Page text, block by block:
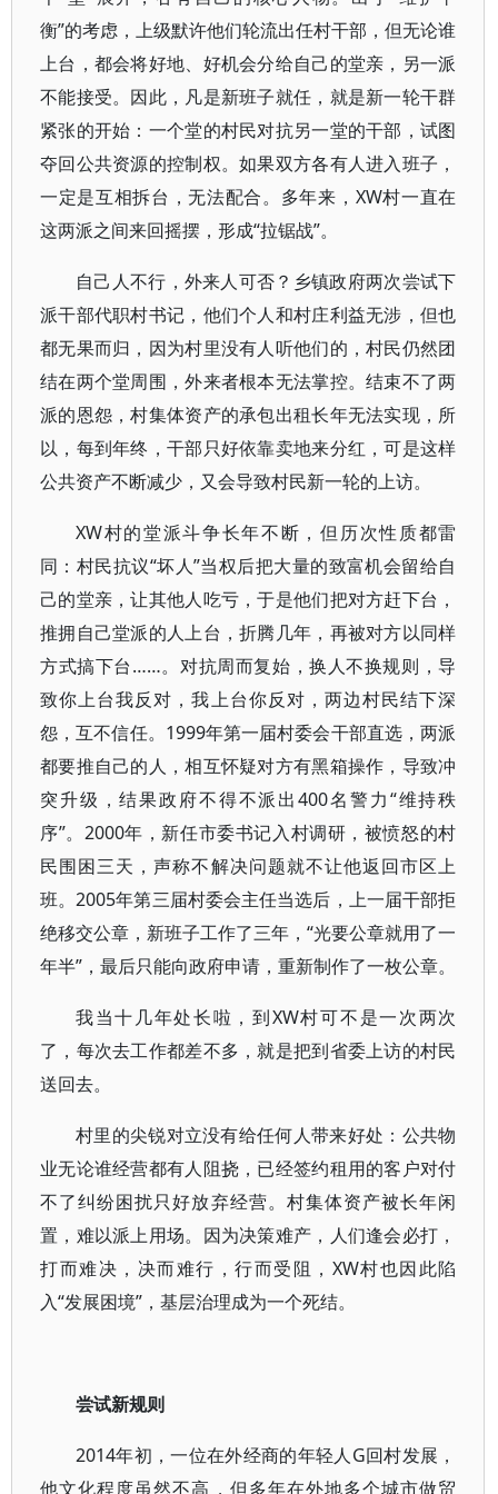
衡”的考虑，上级默许他们轮流出任村干部，但无论谁
上台，都会将好地、好机会分给自己的堂亲，另一派
不能接受。因此，凡是新班子就任，就是新一轮干群
紧张的开始：一个堂的村民对抗另一堂的干部，试图
夺回公共资源的控制权。如果双方各有人进入班子，
一定是互相拆台，无法配合。多年来，XW村一直在
这两派之间来回摇摆，形成“拉锯战”。
自己人不行，外来人可否？乡镇政府两次尝试下
派干部代职村书记，他们个人和村庄利益无涉，但也
都无果而归，因为村里没有人听他们的，村民仍然团
结在两个堂周围，外来者根本无法掌控。结束不了两
派的恩怨，村集体资产的承包出租长年无法实现，所
以，每到年终，干部只好依靠卖地来分红，可是这样
公共资产不断减少，又会导致村民新一轮的上访。
XW村的堂派斗争长年不断，但历次性质都雷
同：村民抗议“坏人”当权后把大量的致富机会留给自
己的堂亲，让其他人吃亏，于是他们把对方赶下台，
推拥自己堂派的人上台，折腾几年，再被对方以同样
方式搞下台……。对抗周而复始，换人不换规则，导
致你上台我反对，我上台你反对，两边村民结下深
怨，互不信任。1999年第一届村委会干部直选，两派
都要推自己的人，相互怀疑对方有黑箱操作，导致冲
突升级，结果政府不得不派出400名警力“维持秩
序”。2000年，新任市委书记入村调研，被愤怒的村
民围困三天，声称不解决问题就不让他返回市区上
班。2005年第三届村委会主任当选后，上一届干部拒
绝移交公章，新班子工作了三年，“光要公章就用了一
年半”，最后只能向政府申请，重新制作了一枚公章。
我当十几年处长啦，到XW村可不是一次两次
了，每次去工作都差不多，就是把到省委上访的村民
送回去。
村里的尖锐对立没有给任何人带来好处：公共物
业无论谁经营都有人阻挠，已经签约租用的客户对付
不了纠纷困扰只好放弃经营。村集体资产被长年闲
置，难以派上用场。因为决策难产，人们逢会必打，
打而难决，决而难行，行而受阻，XW村也因此陷
入“发展困境”，基层治理成为一个死结。
尝试新规则
2014年初，一位在外经商的年轻人G回村发展，
他文化程度虽然不高，但多年在外地多个城市做贸